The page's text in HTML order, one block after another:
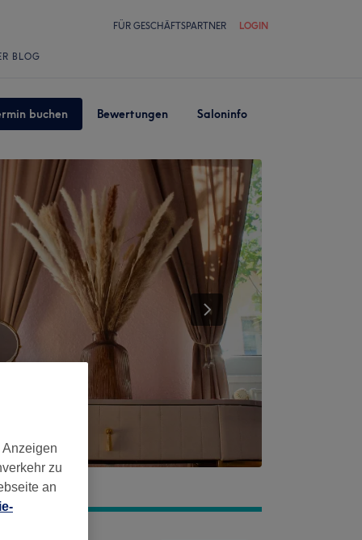
FÜR GESCHÄFTSPARTNER LOGIN
BLOG
buchen Bewertungen Saloninfo
zu
an